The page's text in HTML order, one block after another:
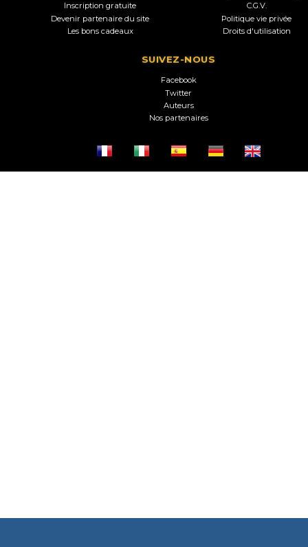
Inscription gratuite
Devenir partenaire du site
Les bons cadeaux
C.G.V.
Politique vie privée
Droits d'utilisation
SUIVEZ-NOUS
Facebook
Twitter
Auteurs
Nos partenaires